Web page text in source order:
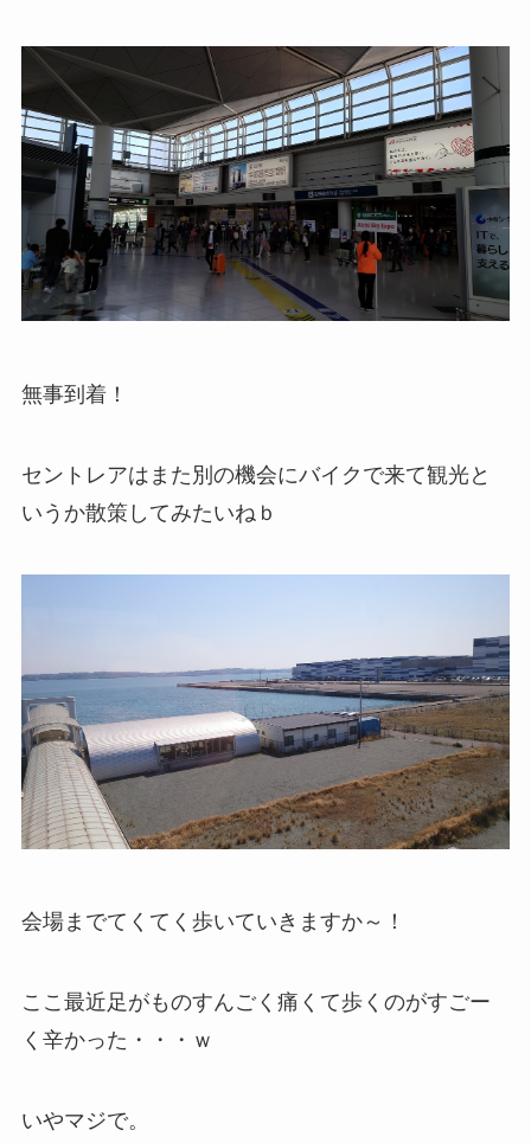
無事到着！
セントレアはまた別の機会にバイクで来て観光と
いうか散策してみたいねｂ
会場までてくてく歩いていきますか～！
ここ最近足がものすんごく痛くて歩くのがすごー
く辛かった・・・ｗ
いやマジで。